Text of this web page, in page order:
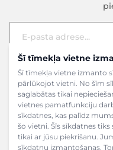
Šī tīmekļa vietne
Šī tīmekļa vietne izmanto
pārlūkojot vietni. No šīm
saglabātas tikai
vietnes pamatfunkciju
sīkdatnes, kas palīdz
šo vietni. Šīs sīkdatnes
tikai ar jūsu piekrišanu.
sīkdatņu izmantošanas.
E-pasta adrese